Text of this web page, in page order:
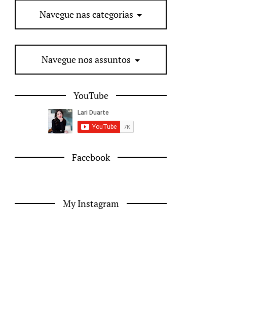
Navegue nas categorias
Navegue nos assuntos
YouTube
Facebook
My Instagram